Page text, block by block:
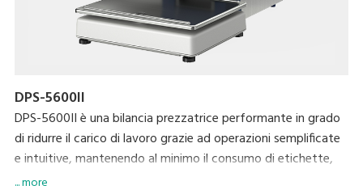
DPS-5600II
DPS-5600II è una bilancia prezzatrice performante in grado
di ridurre il carico di lavoro grazie ad operazioni semplificate
e intuitive, mantenendo al minimo il consumo di etichette,
per avere costi ridotti e un minor impatto ambientale.
... more